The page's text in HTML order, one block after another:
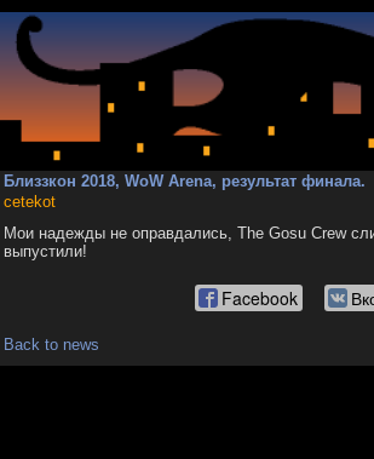
Близзкон 2018, WoW Arena, результат финала.
cetekot
Мои надежды не оправдались, The Gosu Crew
выпустили!
Facebook
Back to news